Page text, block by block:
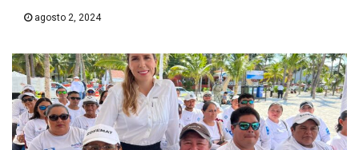
agosto 2, 2024